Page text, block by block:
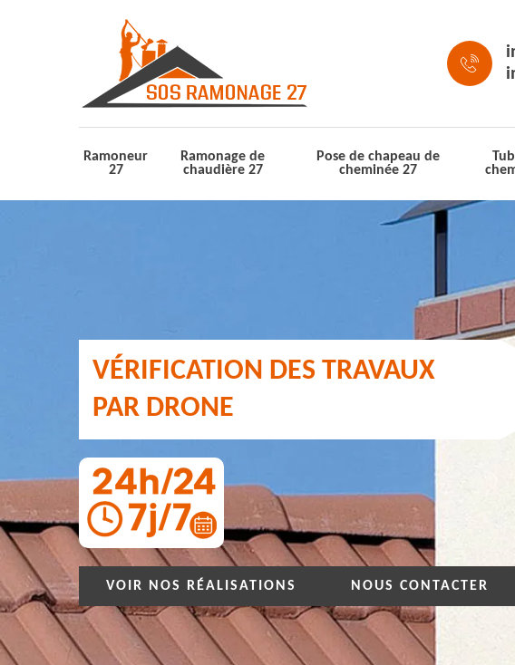
Ramoneur
27
Ramonage de
chaudière 27
Pose de chapeau de
cheminée 27
VÉRIFICATION DES TRAVAUX
PAR DRONE
VOIR NOS RÉALISATIONS NOUS CONTACTER